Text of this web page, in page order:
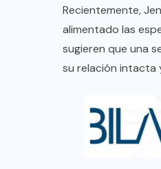
Recientemente,
alimentado las
sugieren que una
su relación intacta